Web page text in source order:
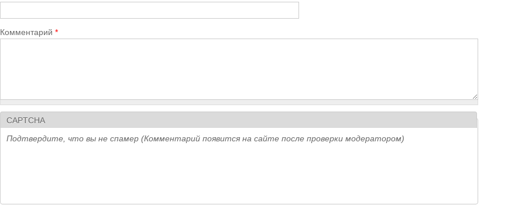
Комментарий*
CAPTCHA
Подтвердите, что вы не спамер (Комментарий появится на сайте после проверки модератором)